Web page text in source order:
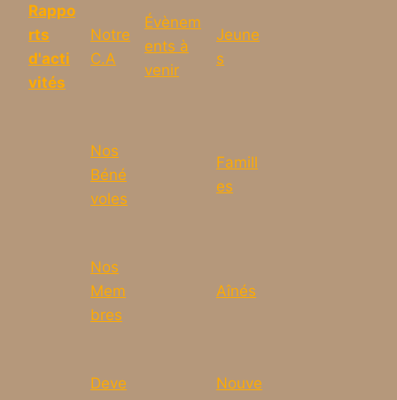
Rappo
rts
d'acti
vités
Notre
C.A
Évènem
ents à
venir
Jeune
s
Nos
Béné
voles
Famill
es
Nos
Mem
bres
Aînés
Deve
Nouve